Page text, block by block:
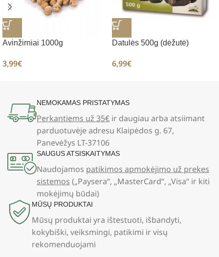
Avinžirniai 1000g
3,99€
Datulės 500g (dėžutė)
6,99€
NEMOKAMAS PRISTATYMAS
Perkantiems už 35€ ir daugiau arba atsiimant
parduotuvėje adresu Klaipėdos g. 67,
Panevėžys LT-37106
SAUGUS ATSISKAITYMAS
Naudojamos patikimos apmokėjimo už prekes
sistemos („Paysera“, „MasterCard“, „Visa“ ir kiti
mokėjimų būdai)
MŪSŲ PRODUKTAI
Mūsų produktai yra ištestuoti, išbandyti,
kokybiški, veiksmingi, patikimi ir visų
rekomenduojami